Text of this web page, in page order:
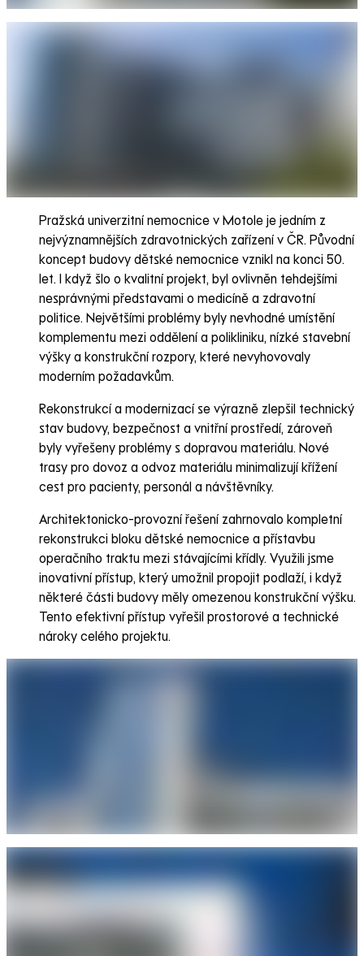
Pražská univerzitní nemocnice v Motole je jedním z
nejvýznamnějších zdravotnických zařízení v ČR. Původní
koncept budovy dětské nemocnice vznikl na konci 50.
let. I když šlo o kvalitní projekt, byl ovlivněn tehdejšími
nesprávnými představami o medicíně a zdravotní
politice. Největšími problémy byly nevhodné umístění
komplementu mezi oddělení a polikliniku, nízké stavební
výšky a konstrukční rozpory, které nevyhovovaly
moderním požadavkům.
Rekonstrukcí a modernizací se výrazně zlepšil technický
stav budovy, bezpečnost a vnitřní prostředí, zároveň
byly vyřešeny problémy s dopravou materiálu. Nové
trasy pro dovoz a odvoz materiálu minimalizují křížení
cest pro pacienty, personál a návštěvníky.
Architektonicko-provozní řešení zahrnovalo kompletní
rekonstrukci bloku dětské nemocnice a přístavbu
operačního traktu mezi stávajícími křídly. Využili jsme
inovativní přístup, který umožnil propojit podlaží, i když
některé části budovy měly omezenou konstrukční výšku.
Tento efektivní přístup vyřešil prostorové a technické
nároky celého projektu.